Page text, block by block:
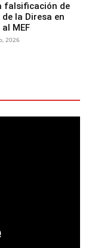
falsificación de
la Diresa en
MEF
2026